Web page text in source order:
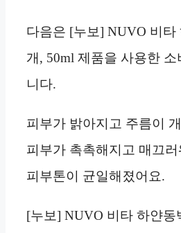
다음은 [누보] NUVO 비타
개, 50ml 제품을 사용한 소
니다.
피부가 밝아지고 주름이
피부가 촉촉해지고 매끄
피부톤이 균일해졌어요.
[누보] NUVO 비타 하얀동